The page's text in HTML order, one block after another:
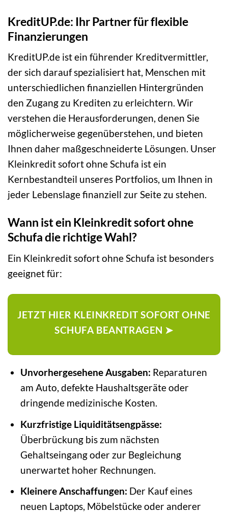
KreditUP.de: Ihr Partner für flexible
Finanzierungen
KreditUP.de ist ein führender Kreditvermittler,
der sich darauf spezialisiert hat, Menschen mit
unterschiedlichen finanziellen Hintergründen
den Zugang zu Krediten zu erleichtern. Wir
verstehen die Herausforderungen, denen Sie
möglicherweise gegenüberstehen, und bieten
Ihnen daher maßgeschneiderte Lösungen. Unser
Kleinkredit sofort ohne Schufa ist ein
Kernbestandteil unseres Portfolios, um Ihnen in
jeder Lebenslage finanziell zur Seite zu stehen.
Wann ist ein Kleinkredit sofort ohne
Schufa die richtige Wahl?
Ein Kleinkredit sofort ohne Schufa ist besonders
geeignet für:
JETZT HIER KLEINKREDIT SOFORT OHNE
SCHUFA BEANTRAGEN ➤
Unvorhergesehene Ausgaben: Reparaturen
am Auto, defekte Haushaltsgeräte oder
dringende medizinische Kosten.
Kurzfristige Liquiditätsengpässe:
Überbrückung bis zum nächsten
Gehaltseingang oder zur Begleichung
unerwartet hoher Rechnungen.
Kleinere Anschaffungen: Der Kauf eines
neuen Laptops, Möbelstücke oder anderer